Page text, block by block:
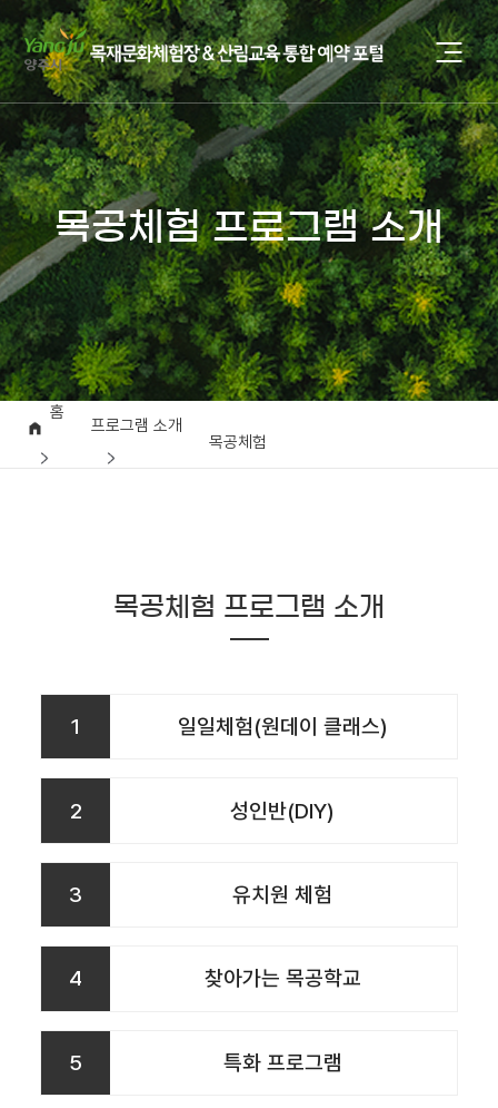
목공체험 프로그램 소개
홈
프로그램 소개
목공체험
목공체험 프로그램 소개
1 일일체험(원데이 클래스)
2 성인반(DIY)
3 유치원 체험
4 찾아가는 목공학교
5 특화 프로그램